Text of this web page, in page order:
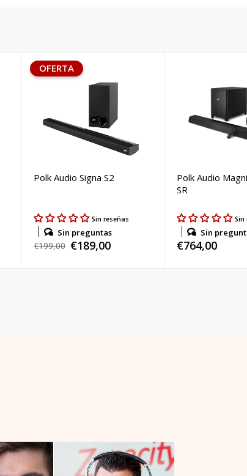
OFERTA
Polk Audio Signa S2
Sin reseñas
Sin preguntas
Precio
€199,00 Precio
de
€189,00
Polk Audio
SR
Sin
Sin
Precio
€764,00